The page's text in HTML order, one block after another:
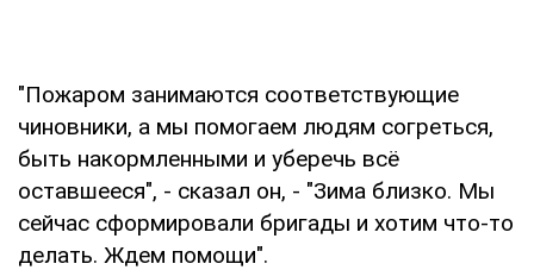
"Пожаром занимаются соответствующие
чиновники, а мы помогаем людям согреться,
быть накормленными и уберечь всё
оставшееся", - сказал он, - "Зима близко. Мы
сейчас сформировали бригады и хотим что-то
делать. Ждем помощи".